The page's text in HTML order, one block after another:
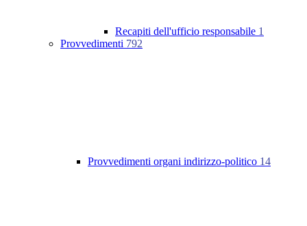
Recapiti dell'ufficio responsabile 1
Provvedimenti 792
Provvedimenti organi indirizzo-politico 14